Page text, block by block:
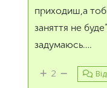
приходиш,а
заняття не
задумаюсь….
2